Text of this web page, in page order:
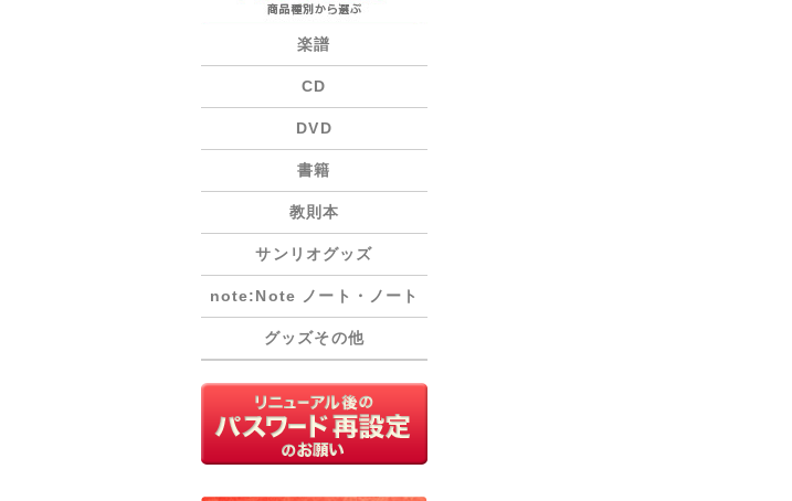
楽譜
CD
DVD
書籍
教則本
サンリオグッズ
note:Note ノート・ノート
グッズその他